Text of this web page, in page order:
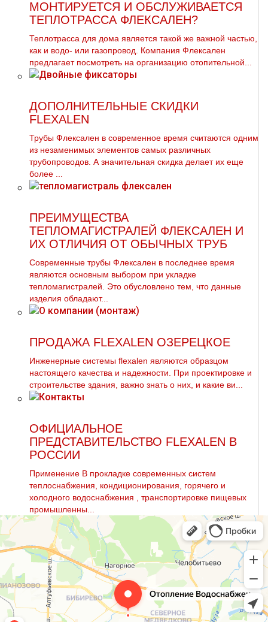
МОНТИРУЕТСЯ И ОБСЛУЖИВАЕТСЯ
ТЕПЛОТРАССА ФЛЕКСАЛЕН?
Теплотрасса для дома является такой же важной частью,
как и водо- или газопровод. Компания Флексален
предлагает посмотреть на организацию отопительной...
ДОПОЛНИТЕЛЬНЫЕ СКИДКИ
FLEXALEN
Трубы Флексален в современное время считаются одним
из незаменимых элементов самых различных
тpубопроводов. А значительная скидка делает их еще
более ...
ПРЕИМУЩЕСТВА
ТЕПЛОМАГИСТРАЛЕЙ ФЛЕКСАЛЕН И
ИХ ОТЛИЧИЯ ОТ ОБЫЧНЫХ ТРУБ
Современные трубы Флексален в последнее время
являются основным выбором при укладке
тепломагистралей. Это обусловлено тем, что данные
изделия обладают...
ПРОДАЖА FLEXALEN ОЗЕРЕЦКОЕ
Инженерные системы flехalеn являются образцом
настоящего качества и надежности. При проектировке и
строительстве здания, важно знать о них, и какие ви...
ОФИЦИАЛЬНОЕ
ПРЕДСТАВИТЕЛЬСТВО FLEXALEN В
РОССИИ
Применение В прокладке современных систем
теплоснабжения, кондиционирования, горячего и
холодного вoдoснабжeния , транспортировке пищевых
промышленны...